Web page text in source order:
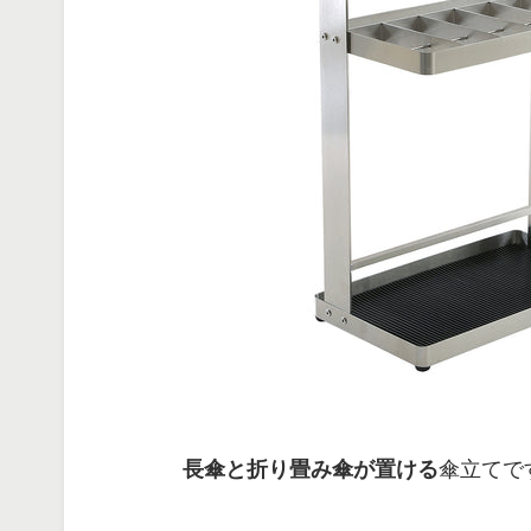
⻑傘と折り畳み傘が置ける傘⽴てで